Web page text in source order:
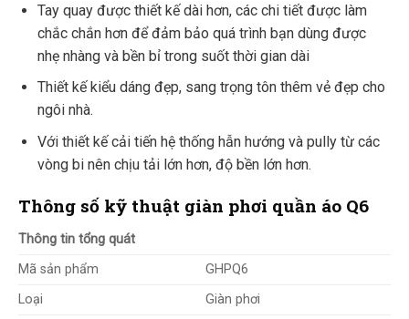
Tay quay được thiết kế dài hơn, các chi tiết được làm
chắc chắn hơn để đảm bảo quá trình bạn dùng được
nhẹ nhàng và bền bỉ trong suốt thời gian dài
Thiết kế kiểu dáng đẹp, sang trọng tôn thêm vẻ đẹp cho
ngôi nhà.
Với thiết kế cải tiến hệ thống hẫn hướng và pully từ các
vòng bi nên chịu tải lớn hơn, độ bền lớn hơn.
Thông số kỹ thuật giàn phơi quần áo Q6
Thông tin tổng quát
Mã sản phẩm
GHPQ6
Loại
Giàn phơi